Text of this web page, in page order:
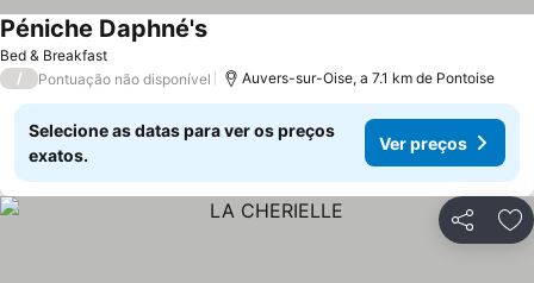
Bed & Breakfast
Péniche Daphné's
/ Pontuação não disponível Auvers-sur-Oise, a 7.1 km de Pontoise
Selecione as datas para ver os preços
exatos.
Ver preços
Partilhar